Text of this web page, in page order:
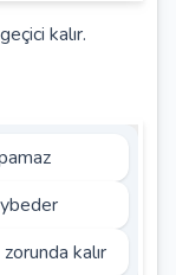
kalır.
kalır